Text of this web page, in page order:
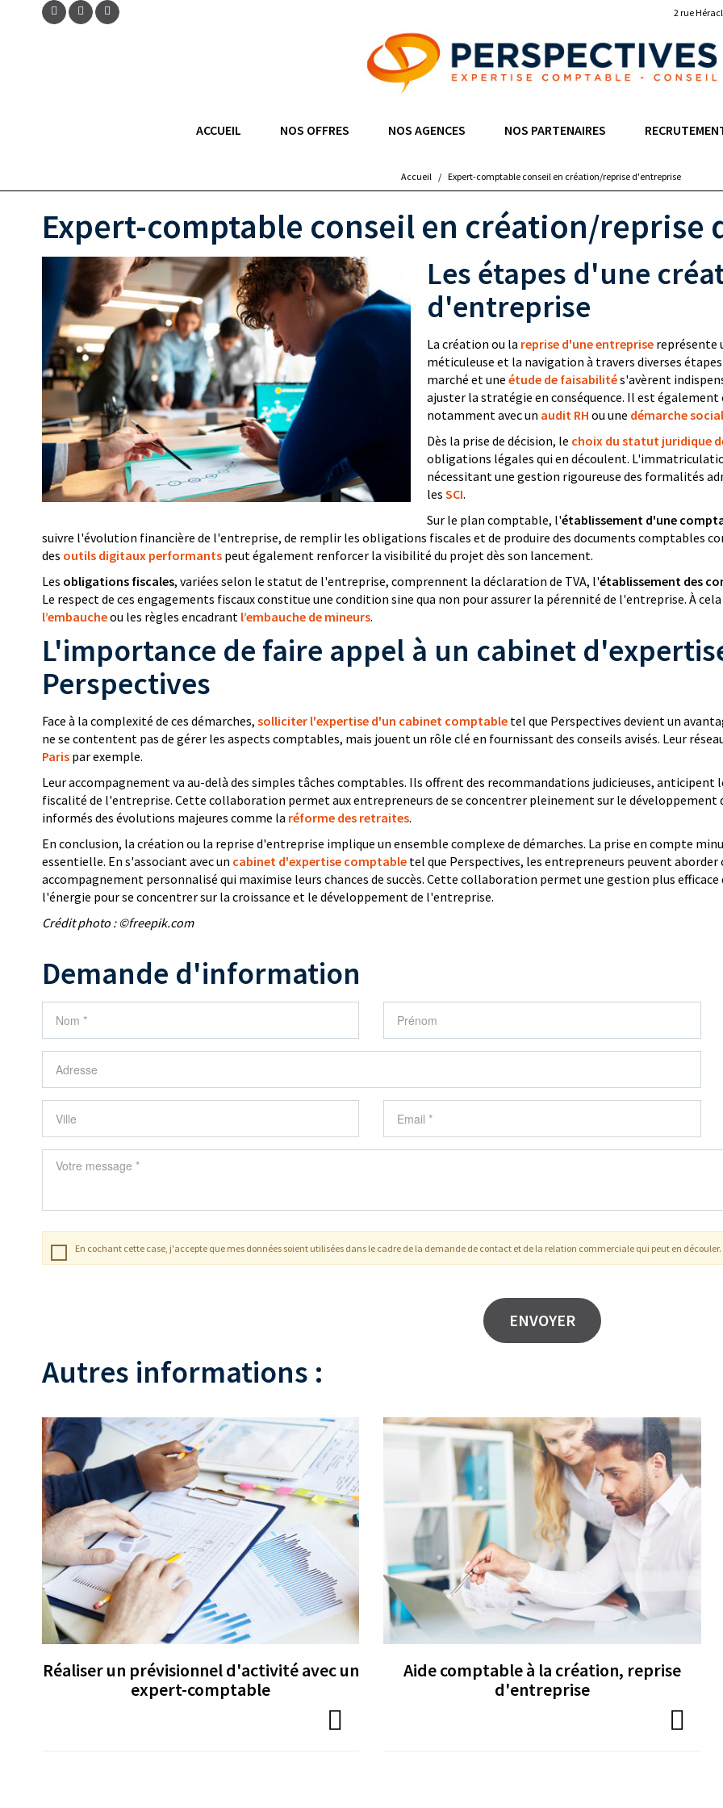
2 rue
ACCUEIL NOS OFFRES NOS AGENCES NOS PARTENAIRES
Accueil / Expert-comptable conseil en création/reprise d'entreprise
Expert-comptable conseil en création/reprise
Les étapes d'une
d'entreprise
La création ou la reprise d'une entreprise représente
méticuleuse et la navigation à travers diverses
marché et une étude de faisabilités'avèrent
ajuster la stratégie en conséquence. Il est également
notamment avec un audit RH ou une démarche
Dès la prise de décision, le choix du statut juridique
obligations légales qui en découlent.
nécessitant une gestion rigoureuse des formalités
les SCI.
Sur le plan comptable, l'établissement d'une
suivre l'évolution financière de l'entreprise, de remplir les obligations fiscales et de produire des documents comptables
des outils digitaux performants peut également renforcer la visibilité du projet dès son lancement.
Les obligations fiscales, variées selon le statut de l'entreprise, comprennent la déclaration de TVA, l'établissement des
Le respect de ces engagements fiscaux constitue une condition sine qua non pour assurer la pérennité de l'entreprise. À
l’embaucheou les règles encadrant l’embauche de mineurs.
L'importance de faire appel à un cabinet
Perspectives
Face à la complexité de ces démarches, solliciter l'expertise d'un cabinet comptable tel que Perspectives devient un
ne se contentent pas de gérer les aspects comptables, mais jouent un rôle clé en fournissant des conseils avisés. Leur
Paris par exemple.
Leur accompagnement va au-delà des simples tâches comptables. Ils offrent des recommandations judicieuses,
fiscalité de l'entreprise. Cette collaboration permet aux entrepreneurs de se concentrer pleinement sur le
informés des évolutions majeures comme la réforme des retraites.
En conclusion, la création ou la reprise d'entreprise implique un ensemble complexe de démarches. La prise en compte
essentielle. En s'associant avec un cabinet d'expertise comptable tel que Perspectives, les entrepreneurs peuvent
accompagnement personnalisé qui maximise leurs chances de succès. Cette collaboration permet une gestion plus
l'énergie pour se concentrer sur la croissance et le développement de l'entreprise.
Crédit photo : ©freepik.com
Demande d'information
En cochant cette case, j'accepte que mes données soient utilisées dans le cadre de la demande de contact et de la relation commerciale qui peut en
Autres informations :
Réaliser un prévisionnel d'activité avec un
expert-comptable
Aide comptable à la création, reprise
d'entreprise